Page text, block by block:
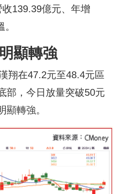
139.39億元、年增
顯轉強
翔在47.2元至48.4元區
部，今日放量突破50元
顯轉強。